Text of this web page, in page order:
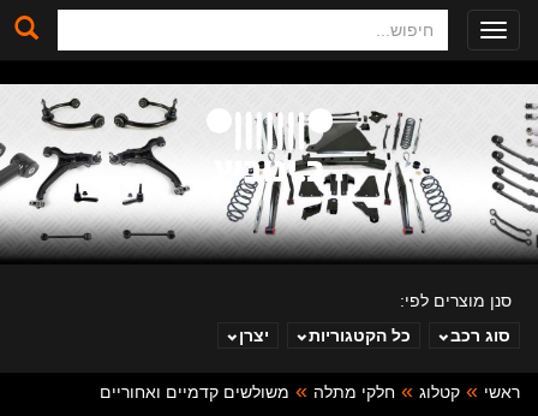
Toggle
navigation
סנן מוצרים לפי:
סוג רכב
כל הקטגוריות יצרן
ראשי קטלוג חלקי מתלה
משולשים קדמיים ואחוריים